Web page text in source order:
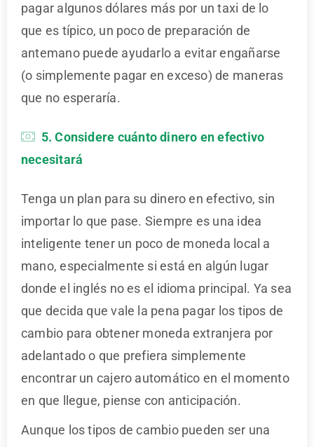
pagar algunos dólares más por un taxi de lo
que es típico, un poco de preparación de
antemano puede ayudarlo a evitar engañarse
(o simplemente pagar en exceso) de maneras
que no esperaría.
5. Considere cuánto dinero en efectivo
necesitará
Tenga un plan para su dinero en efectivo, sin
importar lo que pase. Siempre es una idea
inteligente tener un poco de moneda local a
mano, especialmente si está en algún lugar
donde el inglés no es el idioma principal. Ya sea
que decida que vale la pena pagar los tipos de
cambio para obtener moneda extranjera por
adelantado o que prefiera simplemente
encontrar un cajero automático en el momento
en que llegue, piense con anticipación.
Aunque los tipos de cambio pueden ser una